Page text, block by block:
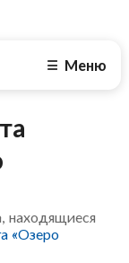
☰ Меню
находящиеся
«Озеро